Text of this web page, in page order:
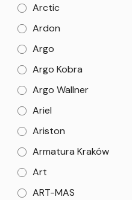
Arctic
Ardon
Argo
Argo Kobra
Argo Wallner
Ariel
Ariston
Armatura Kraków
Art
ART-MAS